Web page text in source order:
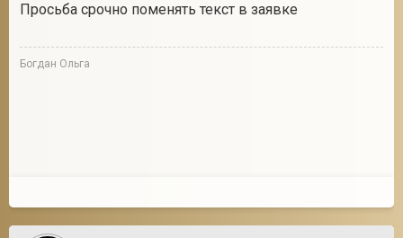
Просьба срочно поменять текст в заявке
Богдан Ольга